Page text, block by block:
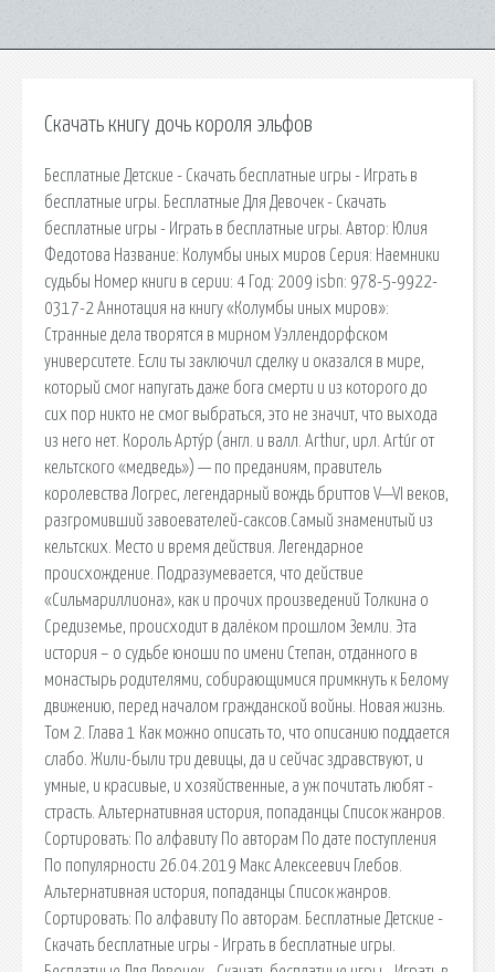
Скачать книгу дочь короля эльфов
Бесплатные Детские - Скачать бесплатные игры - Играть в
бесплатные игры. Бесплатные Для Девочек - Скачать
бесплатные игры - Играть в бесплатные игры. Автор: Юлия
Федотова Название: Колумбы иных миров Серия: Наемники
судьбы Номер книги в серии: 4 Год: 2009 isbn: 978-5-9922-
0317-2 Аннотация на книгу «Колумбы иных миров»:
Странные дела творятся в мирном Уэллендорфском
университете. Если ты заключил сделку и оказался в мире,
который смог напугать даже бога смерти и из которого до
сих пор никто не смог выбраться, это не значит, что выхода
из него нет. Король Арту́р (англ. и валл. Arthur, ирл. Artúr от
кельтского «медведь») — по преданиям, правитель
королевства Логрес, легендарный вождь бриттов V—VI веков,
разгромивший завоевателей-саксов.Самый знаменитый из
кельтских. Место и время действия. Легендарное
происхождение. Подразумевается, что действие
«Сильмариллиона», как и прочих произведений Толкина о
Средиземье, происходит в далёком прошлом Земли. Эта
история – о судьбе юноши по имени Степан, отданного в
монастырь родителями, собирающимися примкнуть к Белому
движению, перед началом гражданской войны. Новая жизнь.
Том 2. Глава 1 Как можно описать то, что описанию поддается
слабо. Жили-были три девицы, да и сейчас здравствуют, и
умные, и красивые, и хозяйственные, а уж почитать любят -
страсть. Альтернативная история, попаданцы Список жанров.
Сортировать: По алфавиту По авторам По дате поступления
По популярности 26.04.2019 Макс Алексеевич Глебов.
Альтернативная история, попаданцы Список жанров.
Сортировать: По алфавиту По авторам. Бесплатные Детские -
Скачать бесплатные игры - Играть в бесплатные игры.